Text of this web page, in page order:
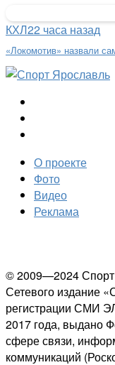
КХЛ22 часа назад
«Локомотив» назвали
О проекте
Фото
Видео
Реклама
© 2009—2024
Сетевого издание
регистрации СМИ
2017 года, выдано
сфере связи,
коммуникаций